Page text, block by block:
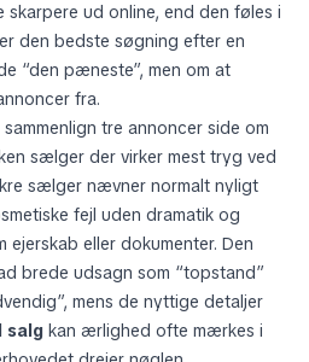
skarpere ud online, end den føles i
den bedste søgning efter en
“den pæneste”, men om at
fra.
tre annoncer side om
sælger der virker mest tryg ved
sælger nævner normalt nyligt
fejl uden dramatik og
ejerskab eller dokumenter. Den
brede udsagn som “topstand”
mens de nyttige detaljer
salg kan ærlighed ofte mærkes i